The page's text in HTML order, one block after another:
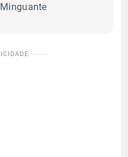
Minguante